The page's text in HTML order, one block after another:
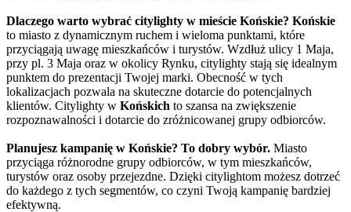
Dlaczego warto wybrać citylighty w mieście Końskie? Końskie
to miasto z dynamicznym ruchem i wieloma punktami, które
przyciągają uwagę mieszkańców i turystów. Wzdłuż ulicy 1 Maja,
przy pl. 3 Maja oraz w okolicy Rynku, citylighty stają się idealnym
punktem do prezentacji Twojej marki. Obecność w tych
lokalizacjach pozwala na skuteczne dotarcie do potencjalnych
klientów. Citylighty w Końskich to szansa na zwiększenie
rozpoznawalności i dotarcie do zróżnicowanej grupy odbiorców.
Planujesz kampanię w Końskie? To dobry wybór. Miasto
przyciąga różnorodne grupy odbiorców, w tym mieszkańców,
turystów oraz osoby przejezdne. Dzięki citylightom możesz dotrzeć
do każdego z tych segmentów, co czyni Twoją kampanię bardziej
efektywną.